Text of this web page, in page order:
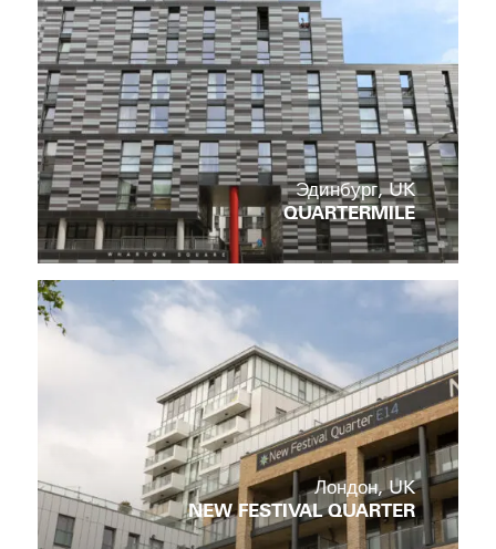
Эдинбург, UK
QUARTERMILE
Лондон, UK
NEW FESTIVAL QUARTER